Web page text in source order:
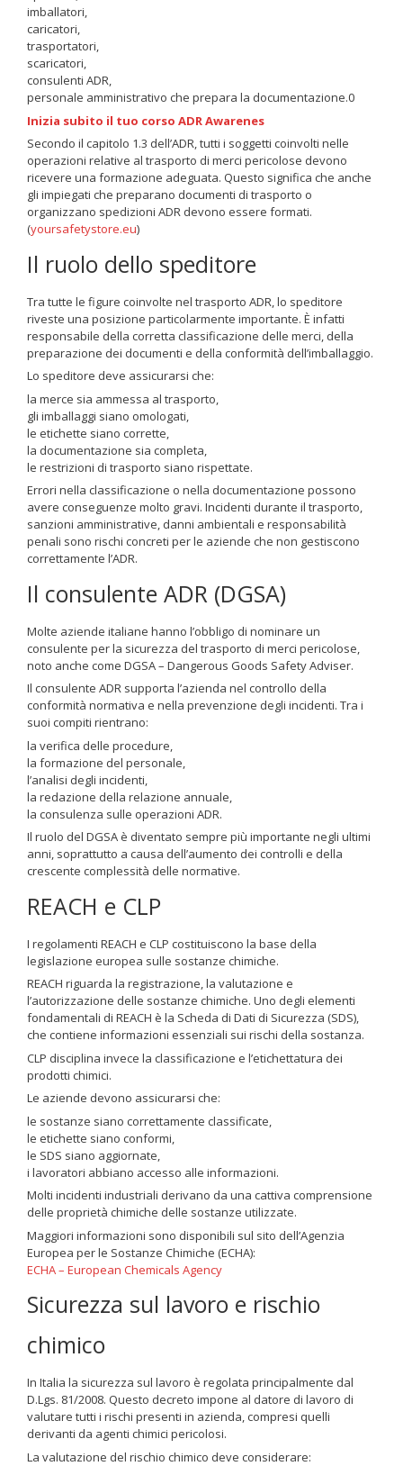
imballatori,
caricatori,
trasportatori,
scaricatori,
consulenti ADR,
personale amministrativo che prepara la documentazione.0
Inizia subito il tuo corso ADR Awarenes
Secondo il capitolo 1.3 dell’ADR, tutti i soggetti coinvolti nelle
operazioni relative al trasporto di merci pericolose devono
ricevere una formazione adeguata. Questo significa che anche
gli impiegati che preparano documenti di trasporto o
organizzano spedizioni ADR devono essere formati.
(yoursafetystore.eu)
Il ruolo dello speditore
Tra tutte le figure coinvolte nel trasporto ADR, lo speditore
riveste una posizione particolarmente importante. È infatti
responsabile della corretta classificazione delle merci, della
preparazione dei documenti e della conformità dell’imballaggio.
Lo speditore deve assicurarsi che:
la merce sia ammessa al trasporto,
gli imballaggi siano omologati,
le etichette siano corrette,
la documentazione sia completa,
le restrizioni di trasporto siano rispettate.
Errori nella classificazione o nella documentazione possono
avere conseguenze molto gravi. Incidenti durante il trasporto,
sanzioni amministrative, danni ambientali e responsabilità
penali sono rischi concreti per le aziende che non gestiscono
correttamente l’ADR.
Il consulente ADR (DGSA)
Molte aziende italiane hanno l’obbligo di nominare un
consulente per la sicurezza del trasporto di merci pericolose,
noto anche come DGSA – Dangerous Goods Safety Adviser.
Il consulente ADR supporta l’azienda nel controllo della
conformità normativa e nella prevenzione degli incidenti. Tra i
suoi compiti rientrano:
la verifica delle procedure,
la formazione del personale,
l’analisi degli incidenti,
la redazione della relazione annuale,
la consulenza sulle operazioni ADR.
Il ruolo del DGSA è diventato sempre più importante negli ultimi
anni, soprattutto a causa dell’aumento dei controlli e della
crescente complessità delle normative.
REACH e CLP
I regolamenti REACH e CLP costituiscono la base della
legislazione europea sulle sostanze chimiche.
REACH riguarda la registrazione, la valutazione e
l’autorizzazione delle sostanze chimiche. Uno degli elementi
fondamentali di REACH è la Scheda di Dati di Sicurezza (SDS),
che contiene informazioni essenziali sui rischi della sostanza.
CLP disciplina invece la classificazione e l’etichettatura dei
prodotti chimici.
Le aziende devono assicurarsi che:
le sostanze siano correttamente classificate,
le etichette siano conformi,
le SDS siano aggiornate,
i lavoratori abbiano accesso alle informazioni.
Molti incidenti industriali derivano da una cattiva comprensione
delle proprietà chimiche delle sostanze utilizzate.
Maggiori informazioni sono disponibili sul sito dell’Agenzia
Europea per le Sostanze Chimiche (ECHA):
ECHA – European Chemicals Agency
Sicurezza sul lavoro e rischio
chimico
In Italia la sicurezza sul lavoro è regolata principalmente dal
D.Lgs. 81/2008. Questo decreto impone al datore di lavoro di
valutare tutti i rischi presenti in azienda, compresi quelli
derivanti da agenti chimici pericolosi.
La valutazione del rischio chimico deve considerare: